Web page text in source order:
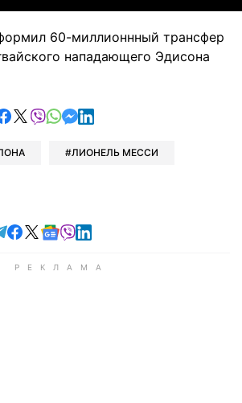
60-миллионнный трансфер
нападающего Эдисона
в Telegram
поделиться в Facebook
поделиться в X
отправить в Viber
отправить в Whatsapp
отправить в Messenger
отправить в LinkedIn
ЛИОНЕЛЬ МЕССИ
Читайте в Telegram
Читайте в Facebook
Читайте в X
Читайте в Google news
Читайте в Viber
Читайте в LinkedIn